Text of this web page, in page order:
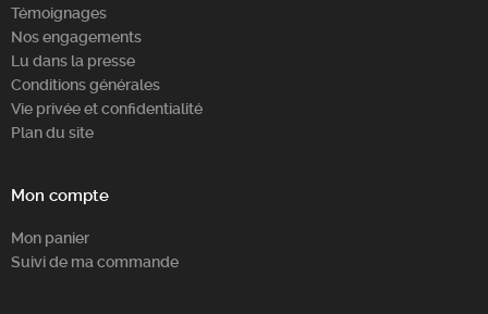
Témoignages
Nos engagements
Lu dans la presse
Conditions générales
Vie privée et confidentialité
Plan du site
Mon compte
Mon panier
Suivi de ma commande